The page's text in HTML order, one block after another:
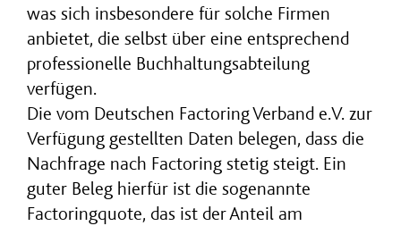
was sich insbesondere für solche Firmen
anbietet, die selbst über eine entsprechend
professionelle Buchhaltungsabteilung
verfügen.
Die vom Deutschen Factoring Verband e.V. zur
Verfügung gestellten Daten belegen, dass die
Nachfrage nach Factoring stetig steigt. Ein
guter Beleg hierfür ist die sogenannte
Factoringquote, das ist der Anteil am